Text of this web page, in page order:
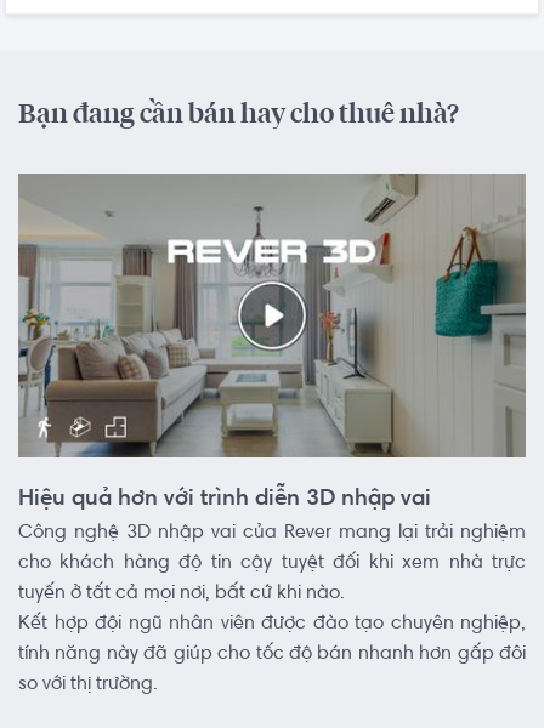
Bạn đang cần bán hay cho thuê nhà?
Hiệu quả hơn với trình diễn 3D nhập vai
Công nghệ 3D nhập vai của Rever mang lại trải nghiệm
cho khách hàng độ tin cậy tuyệt đối khi xem nhà trực
tuyến ở tất cả mọi nơi, bất cứ khi nào.
Kết hợp đội ngũ nhân viên được đào tạo chuyên nghiệp,
tính năng này đã giúp cho tốc độ bán nhanh hơn gấp đôi
so với thị trường.